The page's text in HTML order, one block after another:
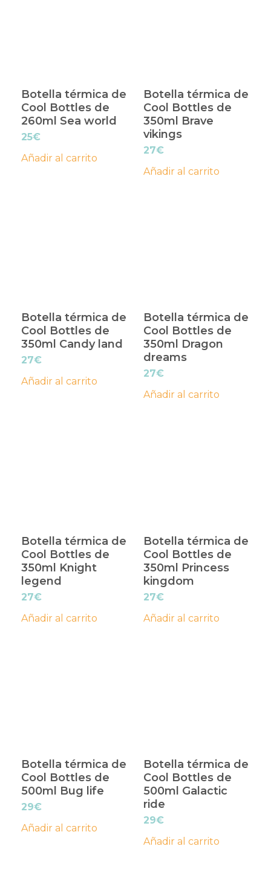
Botella térmica de
Cool Bottles de
260ml Sea world
25€
Añadir al carrito
Botella térmica de
Cool Bottles de
350ml Brave
vikings
27€
Añadir al carrito
Botella térmica de
Cool Bottles de
350ml Candy land
27€
Añadir al carrito
Botella térmica de
Cool Bottles de
350ml Dragon
dreams
27€
Añadir al carrito
Botella térmica de
Cool Bottles de
350ml Knight
legend
27€
Añadir al carrito
Botella térmica de
Cool Bottles de
350ml Princess
kingdom
27€
Añadir al carrito
Botella térmica de
Cool Bottles de
500ml Bug life
29€
Añadir al carrito
Botella térmica de
Cool Bottles de
500ml Galactic
ride
29€
Añadir al carrito